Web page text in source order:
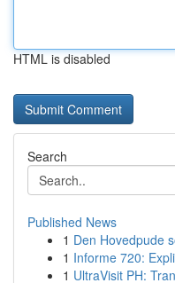
HTML is disabled
Search
Published News
1 Den Hovedpude
1 Informe 720:
1 UltraVisit PH: